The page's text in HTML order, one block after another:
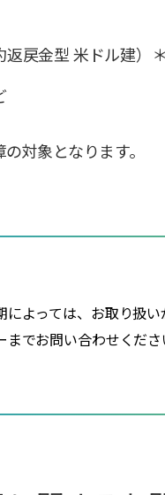
戻金型 米ドル建）＊
対象となります。
よっては、お取り扱
でお問い合わせくださ